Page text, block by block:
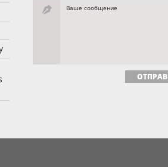
Ваше сообщение